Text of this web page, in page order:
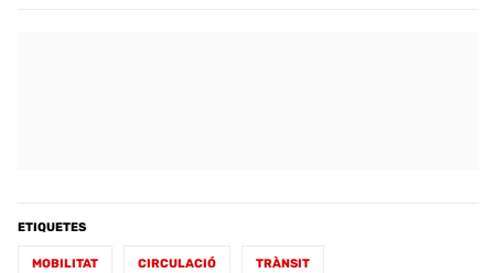
ETIQUETES
MOBILITAT CIRCULACIÓ TRÀNSIT